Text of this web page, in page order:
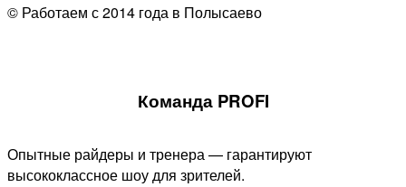
© Работаем с 2014 года в Полысаево
Команда PROFI
Опытные райдеры и тренера — гарантируют
высококлассное шоу для зрителей.